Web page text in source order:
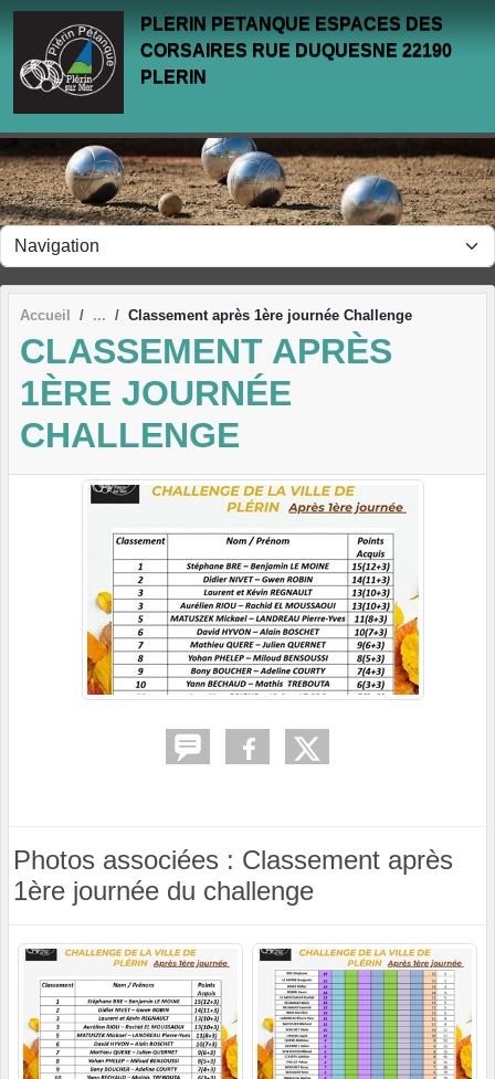
PLERIN PETANQUE ESPACES DES
CORSAIRES RUE DUQUESNE 22190
PLERIN
Accueil Classement après 1ère journée Challenge
CLASSEMENT APRÈS
1ÈRE JOURNÉE
CHALLENGE
Photos associées : Classement après
1ère journée du challenge
Panneau de gestion des cookies